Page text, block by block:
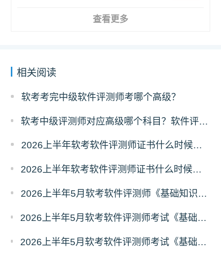
查看更多
相关阅读
软考考完中级软件评测师考哪个高级？
软考中级评测师对应高级哪个科目？软件评测师对应高级报考指南
2026上半年软考软件评测师证书什么时候能领取？
2026上半年软考软件评测师证书什么时候发放？怎么发放？
2026上半年5月软考软件评测师《基础知识》真题答案汇总
2026上半年5月软考软件评测师考试《基础知识》真题及答案（41-44）
2026上半年5月软考软件评测师考试《基础知识》真题及答案（31-40）